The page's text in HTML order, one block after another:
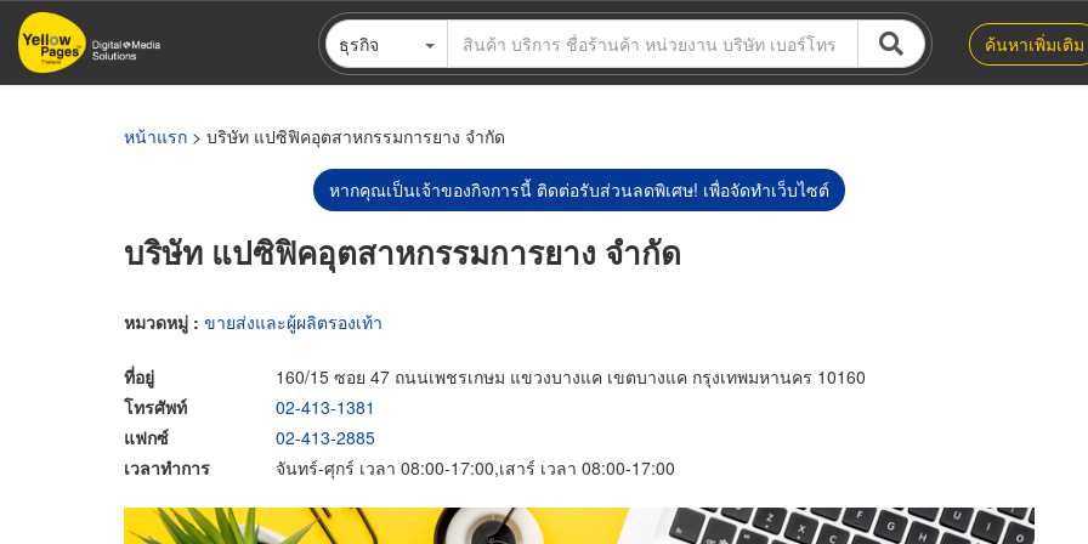
ข้าม
ไป
ธุรกิจ ค้นหาเพิ่มเติม
หน้าแรก > บริษัท แปซิฟิคอุตสาหกรรมการยาง จำกัด
หากคุณเป็นเจ้าของกิจการนี้ ติดต่อรับส่วนลดพิเศษ! เพื่อจัดทำเว็บไซต์
บริษัท แปซิฟิคอุตสาหกรรมการยาง จำกัด
หมวดหมู่ : ขายส่งและผู้ผลิตรองเท้า
ที่อยู่
160/15 ซอย 47 ถนนเพชรเกษม แขวงบางแค เขตบางแค กรุงเทพมหานคร 10160
โทรศัพท์
02-413-1381
แฟกซ์
02-413-2885
เวลาทำการ
จันทร์-ศุกร์ เวลา 08:00-17:00,เสาร์ เวลา 08:00-17:00